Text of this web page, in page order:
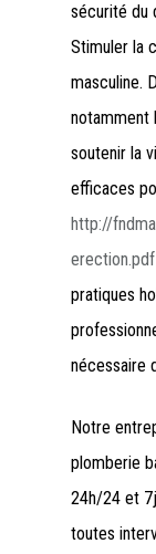
sécurité du
Stimuler la
masculine.
notamment
soutenir la
efficaces
http://
erection.pdf
pratiques
nécessaire
Notre
plomberie
24h/24 et
toutes